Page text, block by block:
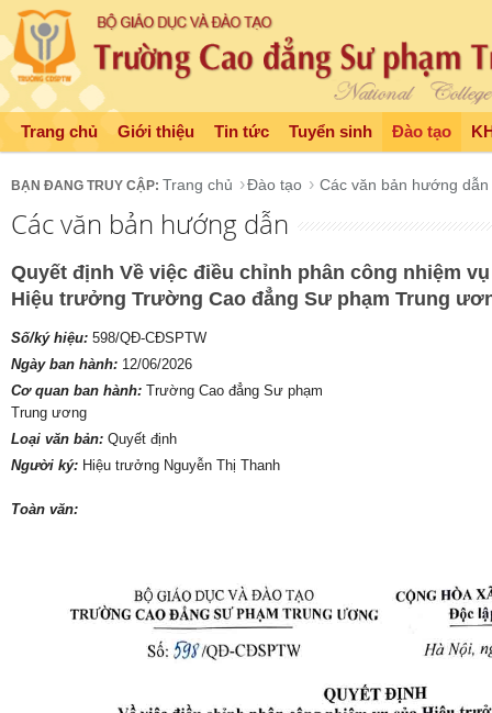
Trang chủ Giới thiệu Tin tức Tuyển sinh Đào tạo
Trang chủ Đào tạo Các văn bản hướng dẫn
Các văn bản hướng dẫn
Quyết định Về việc điều chỉnh phân công nhiệm
Hiệu trưởng Trường Cao đẳng Sư phạm Trung
Số/ký hiệu: 598/QĐ-CĐSPTW
Ngày ban hành: 12/06/2026
Cơ quan ban hành: Trường Cao đẳng Sư phạm
Trung ương
Loại văn bản: Quyết định
Người ký: Hiệu trưởng Nguyễn Thị Thanh